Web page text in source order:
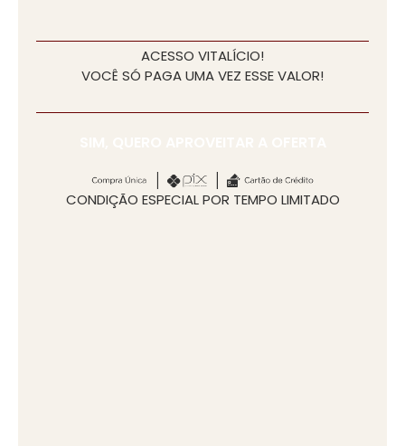
ACESSO VITALÍCIO!
VOCÊ SÓ PAGA UMA VEZ ESSE VALOR!
CONDIÇÃO ESPECIAL POR TEMPO LIMITADO